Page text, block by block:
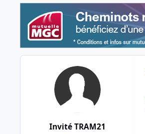
Invité TRAM21